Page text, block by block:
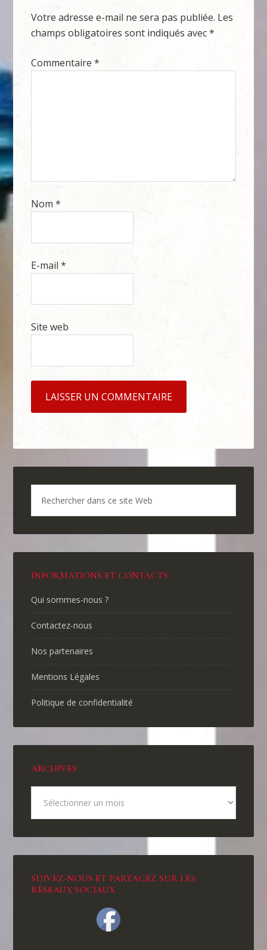
Votre adresse e-mail ne sera pas publiée. Les
champs obligatoires sont indiqués avec*
Commentaire*
Nom*
E-mail*
Site web
INFORMATIONS ET CONTACTS
Qui sommes-nous ?
Contactez-nous
Nos partenaires
Mentions Légales
Politique de confidentialité
ARCHIVES
SUIVEZ-NOUS ET PARTAGEZ SUR LES
RÉSEAUX SOCIAUX